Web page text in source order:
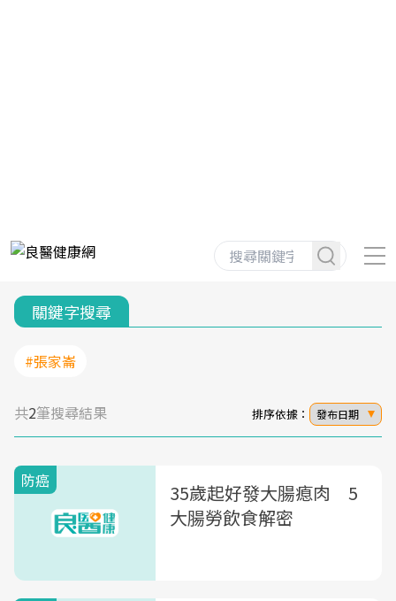
關鍵字搜尋
#張家崙
共2筆搜尋結果 排序依據： 發布日期
防癌
35歲起好發大腸瘜肉 5
大腸勞飲食解密